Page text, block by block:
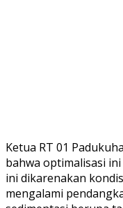
Ketua RT 01
bahwa optimalisasi
ini dikarenakan
mengalami